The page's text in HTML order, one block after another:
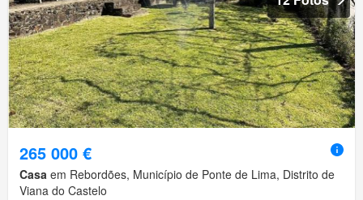
265 000 €
Casa em Rebordões, Município de Ponte de Lima, Distrito de
Viana do Castelo